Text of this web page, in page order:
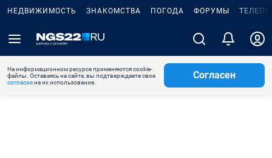
НЕДВИЖИМОСТЬ ЗНАКОМСТВА ПОГОДА ФОРУМЫ
На информационном ресурсе применяются cookie-
файлы. Оставаясь на сайте, вы подтверждаете свое
согласиена их использование.
Согласен